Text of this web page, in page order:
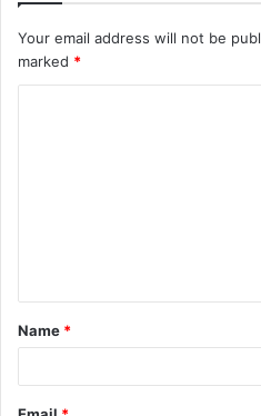
Your email address will not be
marked *
t
*
Name *